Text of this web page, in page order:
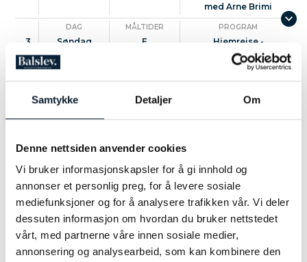
Samtykke Detaljer Om
Denne nettsiden anvender cookies
Vi bruker informasjonskapsler for å gi innhold og
annonser et personlig preg, for å levere sosiale
mediefunksjoner og for å analysere trafikken vår. Vi deler
dessuten informasjon om hvordan du bruker nettstedet
vårt, med partnerne våre innen sosiale medier,
annonsering og analysearbeid, som kan kombinere den
med Arne Brimi
3
DAG
Søndag
MÅLTIDER
F
PROGRAM
Hjemreise -
Prøysenhuset
Pris kr 14 850,-:
Busstransport i moderne turbuss
Fjellstugu
To frokosterog to fantastiske middager
Vandretur til Steinbua med lokal vert Vegard
Brimi og en 3-retters bållunsj
Besøk på Heidal Ysteri og Bakeri
Besøk i Prøysenstua